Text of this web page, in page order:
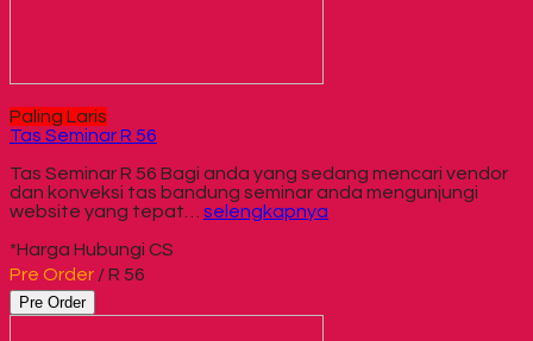
Paling Laris
Tas Seminar R 56
Tas Seminar R 56 Bagi anda yang sedang mencari vendor
dan konveksi tas bandung seminar anda mengunjungi
website yang tepat… selengkapnya
*Harga Hubungi CS
Pre Order / R 56
Pre Order